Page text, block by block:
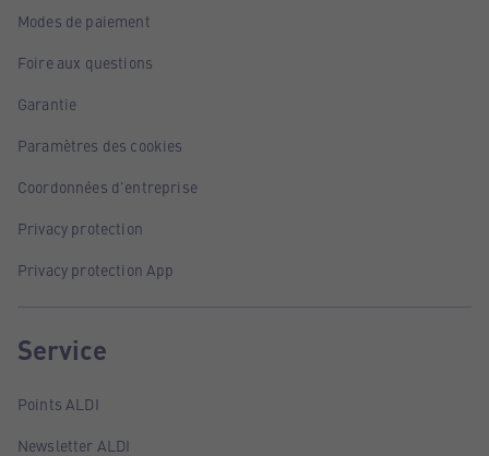
Modes de paiement
Foire aux questions
Garantie
Paramètres des cookies
Coordonnées d'entreprise
Privacy protection
Privacy protection App
Service
Points ALDI
Newsletter ALDI